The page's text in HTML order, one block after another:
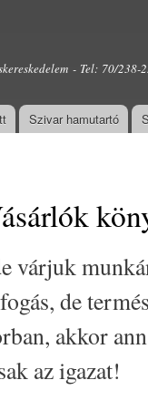
- Tel: 70/238-
Szivar hamutartó
várjuk
de
akkor
az igazat!